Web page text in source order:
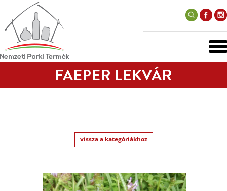
FAEPER LEKVÁR
vissza a kategóriákhoz